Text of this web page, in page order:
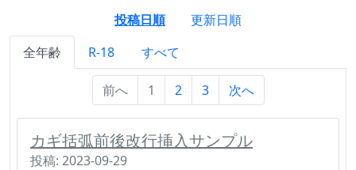
投稿日順
更新日順
全年齢
R-18 すべて
前へ 1 2 3 次へ
カギ括弧前後改行挿入サンプル
投稿: 2023-09-29